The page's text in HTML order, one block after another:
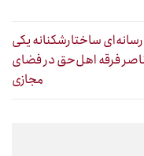
ساختارشکنانه یکی
فرقه اهل‌حق در فضای
مجازی